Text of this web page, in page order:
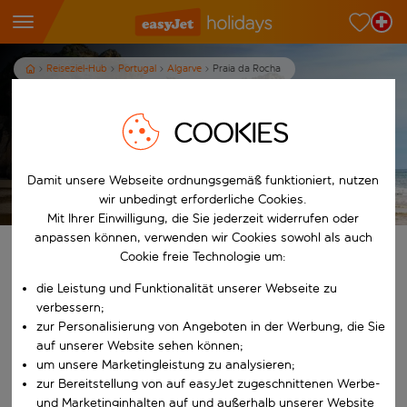
Reiseziel-Hub Portugal Algarve Praia da Rocha
Ferien in Praia da Rocha
Ferien anzeigen
Finde deine perfekten Ferien
Beginne mit der Eingabe für die automatische
Nach
COOKIES
Damit unsere Webseite ordnungsgemäß funktioniert, nutzen
wir unbedingt erforderliche Cookies.
Mit Ihrer Einwilligung, die Sie jederzeit widerrufen oder
anpassen können, verwenden wir Cookies sowohl als auch
Cookie freie Technologie um:
die Leistung und Funktionalität unserer Webseite zu
verbessern;
zur Personalisierung von Angeboten in der Werbung, die Sie
auf unserer Website sehen können;
um unsere Marketingleistung zu analysieren;
zur Bereitstellung von auf easyJet zugeschnittenen Werbe-
und Marketinginhalten auf und außerhalb unserer Website